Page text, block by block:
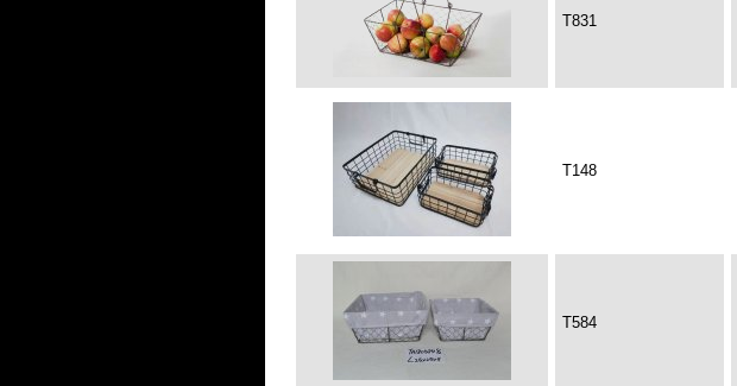
T831
T148
T584